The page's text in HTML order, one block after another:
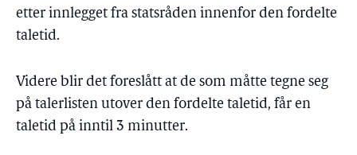
etter innlegget fra statsråden innenfor den fordelte
taletid.
Videre blir det foreslått at de som måtte tegne seg
på talerlisten utover den fordelte taletid, får en
taletid på inntil 3 minutter.